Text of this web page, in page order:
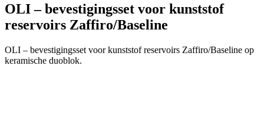
OLI – bevestigingsset voor kunststof
reservoirs Zaffiro/Baseline
OLI – bevestigingsset voor kunststof reservoirs Zaffiro/Baseline op
keramische duoblok.